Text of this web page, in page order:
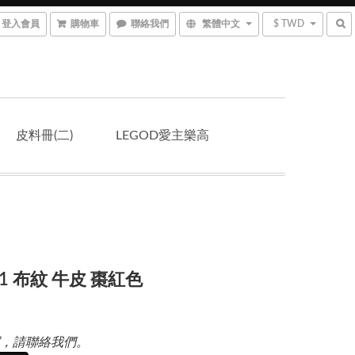
登入會員 購物車 聯絡我們 繁體中文 $ TWD
皮料冊(二) LEGOD愛主樂高
布紋 牛皮 棗紅色
請聯絡我們。